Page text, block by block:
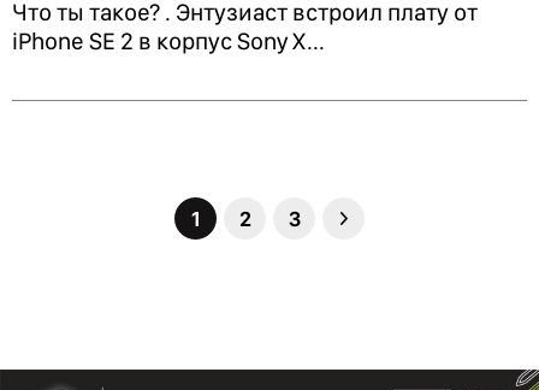
Что ты такое? . Энтузиаст встроил плату от
iPhone SE 2 в корпус Sony X...
1 2 3